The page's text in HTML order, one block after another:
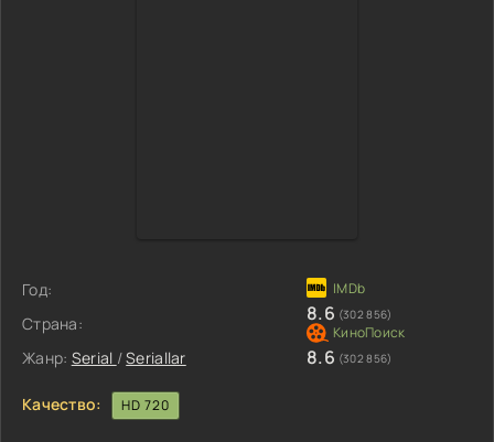
Год:
Страна:
Жанр: Serial /Seriallar
8.6 (302 856)
8.6 (302 856)
Качество: HD 720